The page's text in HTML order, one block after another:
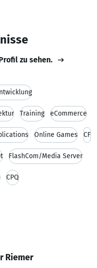
zu sehen.
Training eCommerce
Online Games CF
FlashCom/Media Server
CPQ
Riemer